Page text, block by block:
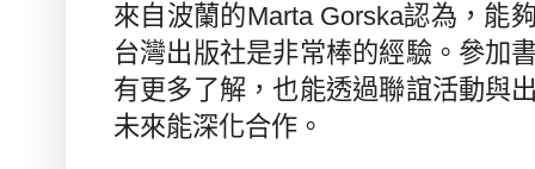
來自波蘭的Marta Gorska認為，能
台灣出版社是非常棒的經驗。參加
有更多了解，也能透過聯誼活動與
未來能深化合作。